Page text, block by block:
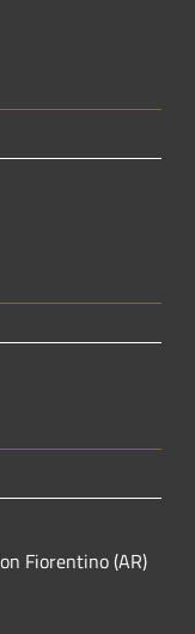
Fiorentino (AR)